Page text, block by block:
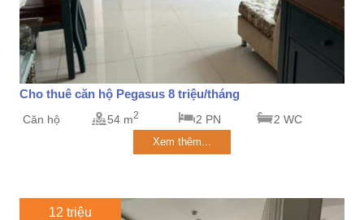
Cho thuê căn hộ Pegasus 8 triệu/tháng
Căn hộ 54 m2 2 PN 2 WC
Xem thêm...
12 triệu